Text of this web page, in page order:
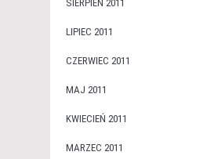
SIERPIEŃ 2011
LIPIEC 2011
CZERWIEC 2011
MAJ 2011
KWIECIEŃ 2011
MARZEC 2011